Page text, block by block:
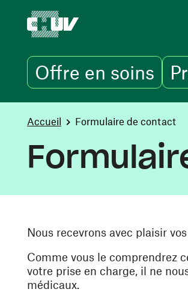
Offre en soins
You are here:
Accueil Formulaire de contact
Nous recevrons avec plaisir
Comme vous le comprendrez
votre prise en charge, il ne
médicaux.